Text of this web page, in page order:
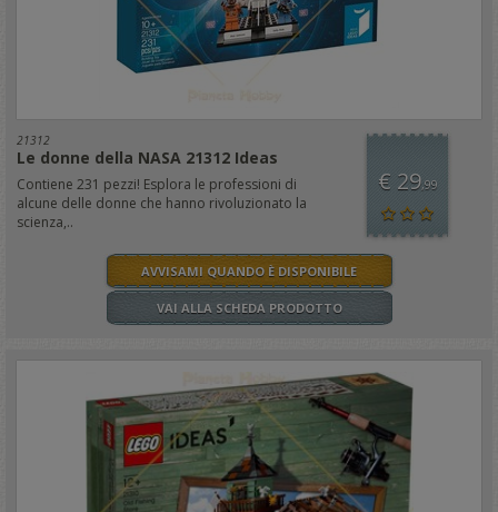
21312
Le donne della NASA 21312 Ideas
Contiene 231 pezzi! Esplora le professioni di
alcune delle donne che hanno rivoluzionato la
scienza,..
€ 29,99
AVVISAMI QUANDO È DISPONIBILE
VAI ALLA SCHEDA PRODOTTO